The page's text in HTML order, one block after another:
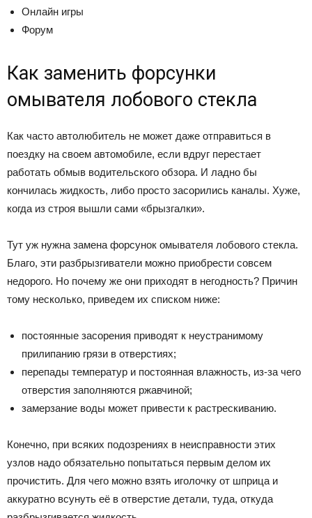
Онлайн игры
Форум
Как заменить форсунки
омывателя лобового стекла
Как часто автолюбитель не может даже отправиться в
поездку на своем автомобиле, если вдруг перестает
работать обмыв водительского обзора. И ладно бы
кончилась жидкость, либо просто засорились каналы. Хуже,
когда из строя вышли сами «брызгалки».
Тут уж нужна замена форсунок омывателя лобового стекла.
Благо, эти разбрызгиватели можно приобрести совсем
недорого. Но почему же они приходят в негодность? Причин
тому несколько, приведем их списком ниже:
постоянные засорения приводят к неустранимому
прилипанию грязи в отверстиях;
перепады температур и постоянная влажность, из-за чего
отверстия заполняются ржавчиной;
замерзание воды может привести к растрескиванию.
Конечно, при всяких подозрениях в неисправности этих
узлов надо обязательно попытаться первым делом их
прочистить. Для чего можно взять иголочку от шприца и
аккуратно всунуть её в отверстие детали, туда, откуда